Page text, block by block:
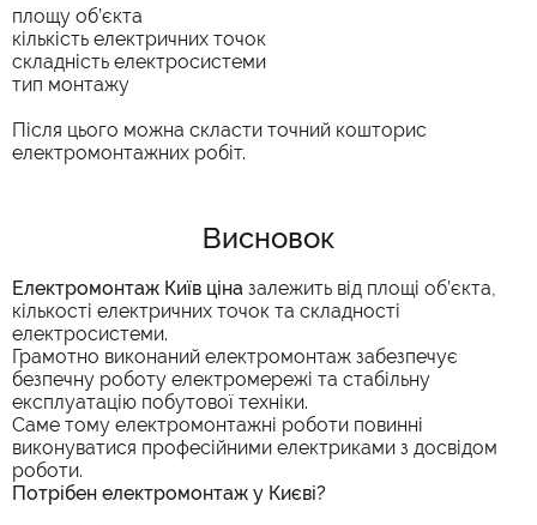
площу об’єкта
кількість електричних точок
складність електросистеми
тип монтажу
Після цього можна скласти точний кошторис
електромонтажних робіт.
Висновок
Електромонтаж Київ ціна залежить від площі об’єкта,
кількості електричних точок та складності
електросистеми.
Грамотно виконаний електромонтаж забезпечує
безпечну роботу електромережі та стабільну
експлуатацію побутової техніки.
Саме тому електромонтажні роботи повинні
виконуватися професійними електриками з досвідом
роботи.
Потрібен електромонтаж у Києві?